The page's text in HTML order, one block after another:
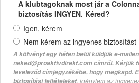
A klubtagoknak most jár a
biztosítás INGYEN. Kéred?
Igen, kérem
Nem kérem az ingyenes biztosítást
A kötvényt egy héten belül küldjük e-
neked@proaktivdirekt.com címről. Kérjük
leveleződ címjegyzékébe, hogy megkapd.
, igénylem az